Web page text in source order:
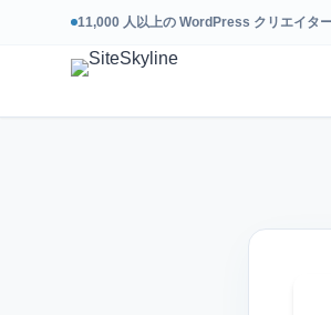
11,000 人以上の WordPress クリエイタ